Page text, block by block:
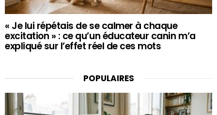
« Je lui répétais de se calmer à chaque
excitation » : ce qu’un éducateur canin m’a
expliqué sur l’effet réel de ces mots
POPULAIRES